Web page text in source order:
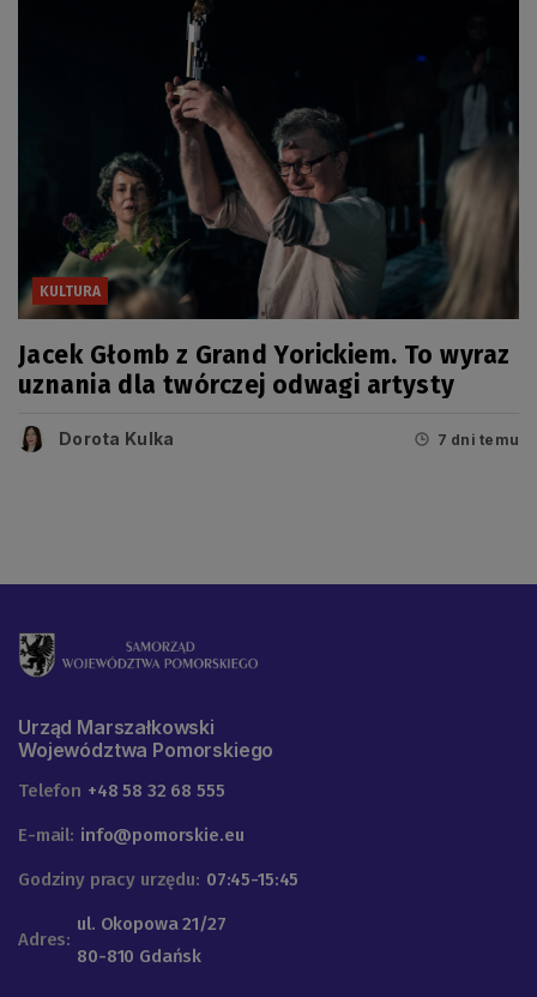
KULTURA
Jacek Głomb z Grand Yorickiem. To wyraz
uznania dla twórczej odwagi artysty
Dorota Kulka 7 dni temu
Urząd Marszałkowski
Województwa Pomorskiego
Telefon +48 58 32 68 555
E-mail: info@pomorskie.eu
Godziny pracy urzędu: 07:45-15:45
Adres:
ul. Okopowa 21/27
80-810 Gdańsk